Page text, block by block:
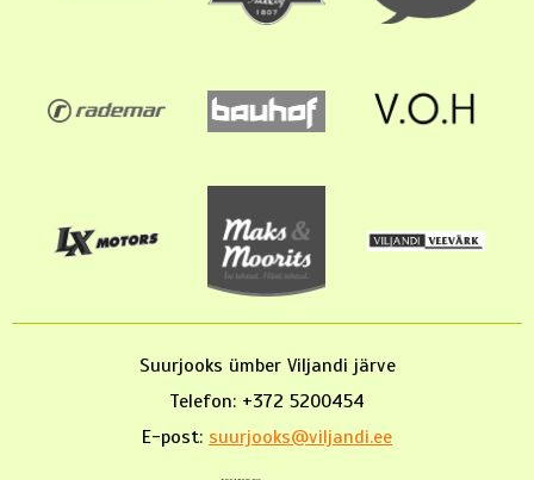
Suurjooks ümber Viljandi järve
Telefon: +372 5200454
E-post: suurjooks@viljandi.ee